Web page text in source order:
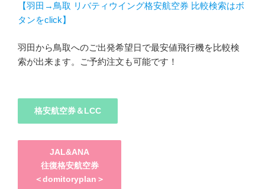
【羽田→鳥取 リバティウイング格安航空券 比較検索はボ
タンをclick】
羽田から鳥取へのご出発希望日で最安値飛行機を比較検
索が出来ます。ご予約注文も可能です！
格安航空券＆LCC
JAL&ANA
往復格安航空券
＜domitoryplan＞